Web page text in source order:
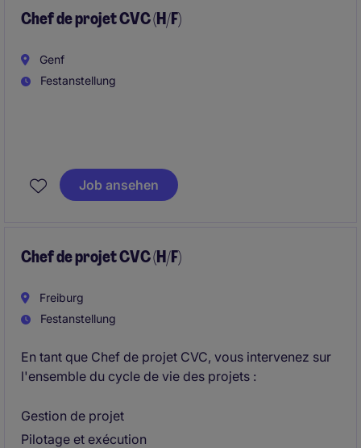
Chef de projet CVC (H/F)
Genf
Festanstellung
études techniques par le bureau d'études, vous
prenez en charge le pilotage de l'exécution des
Job ansehen
Chef de projet CVC (H/F)
Freiburg
Festanstellung
En tant que Chef de projet CVC, vous intervenez sur
l'ensemble du cycle de vie des projets :
Gestion de projet
Pilotage et exécution